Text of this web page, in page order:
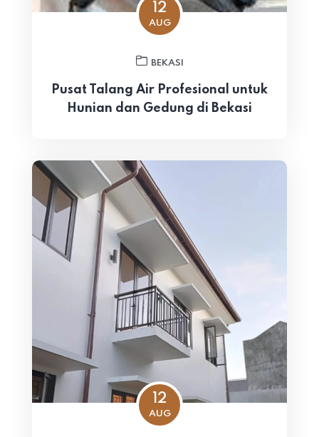
12
AUG
BEKASI
Pusat Talang Air Profesional untuk
Hunian dan Gedung di Bekasi
12
AUG